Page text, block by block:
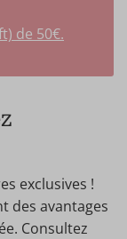
de 50€.
exclusives !
des avantages
Consultez